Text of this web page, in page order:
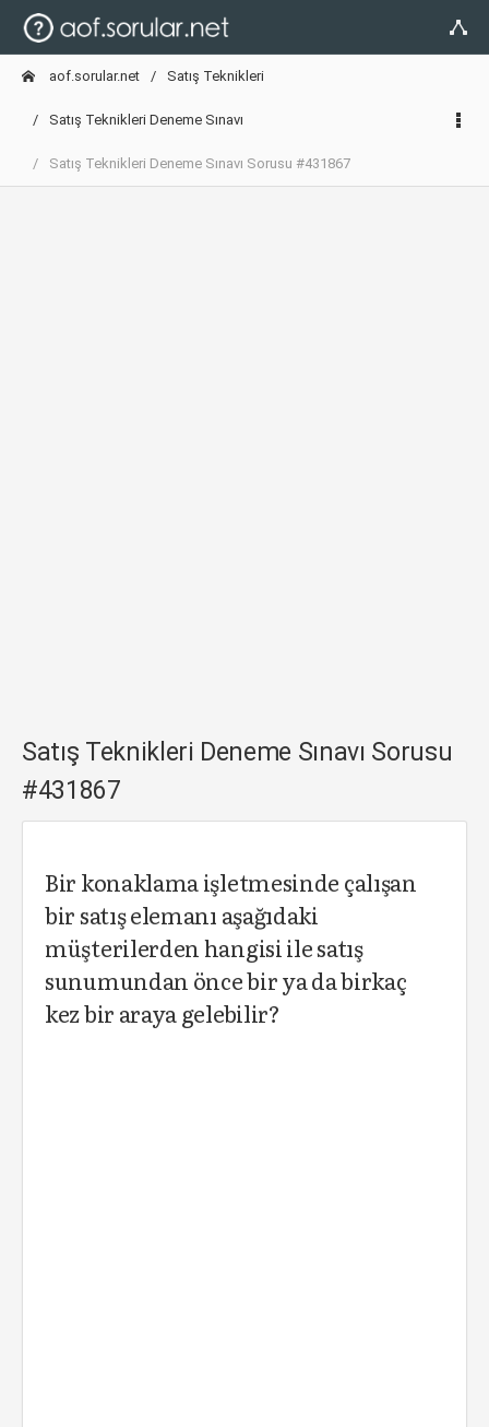
aof.sorular.net Satış Teknikleri
Satış Teknikleri Deneme Sınavı
Satış Teknikleri Deneme Sınavı Sorusu #431867
Satış Teknikleri Deneme Sınavı Sorusu
#431867
Bir konaklama işletmesinde çalışan
bir satış elemanı aşağıdaki
müşterilerden hangisi ile satış
sunumundan önce bir ya da birkaç
kez bir araya gelebilir?